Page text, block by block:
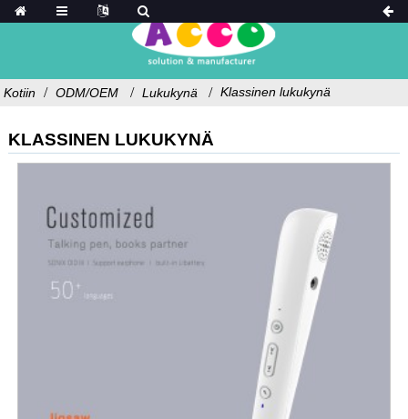
Kotiin ODM/OEM Lukukynä Klassinen lukukynä
KLASSINEN LUKUKYNÄ